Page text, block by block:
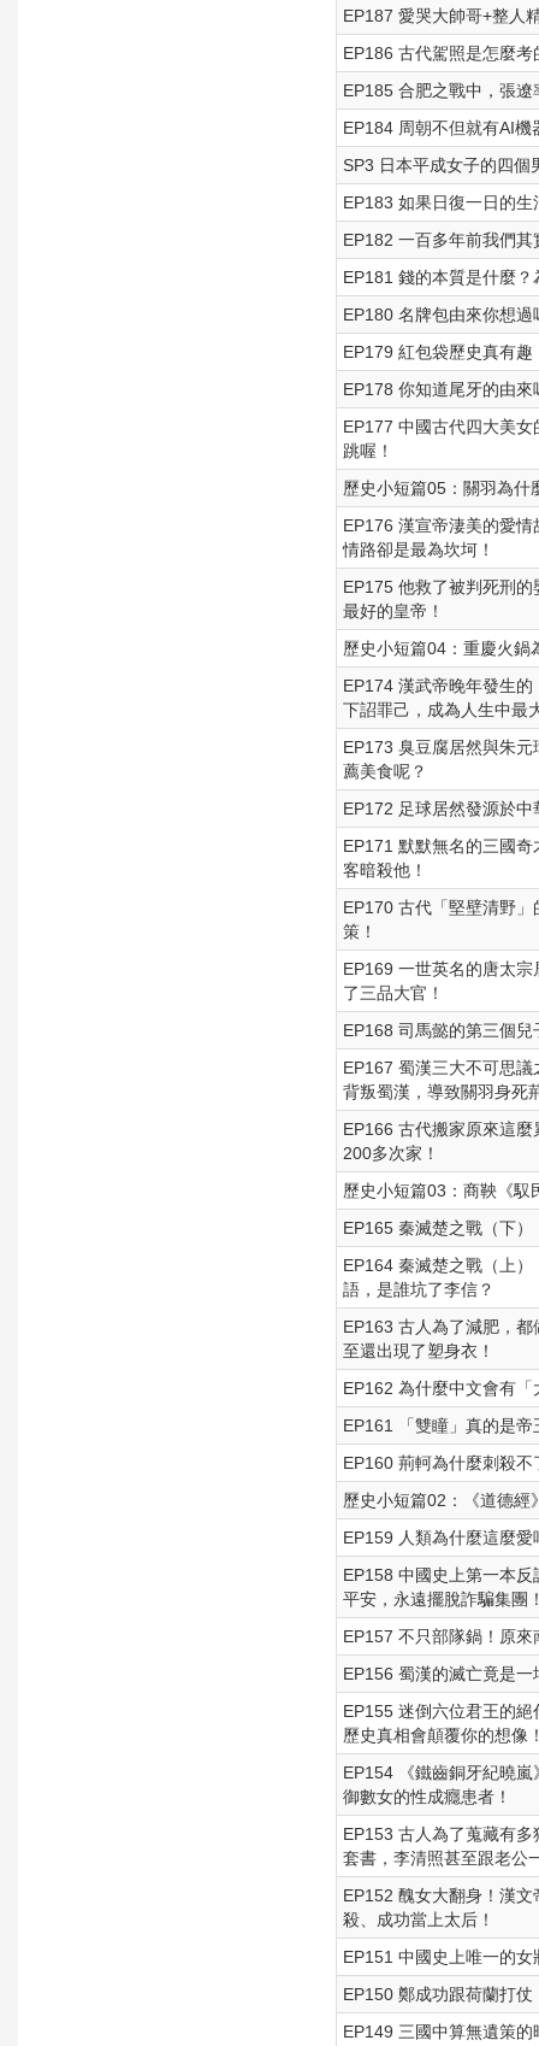
EP187 愛哭大帥哥+整人
EP186 古代駕照是怎麼
EP185 合肥之戰中，張
EP184 周朝不但就有AI
SP3 日本平成女子的四個
EP183 如果日復一日的
EP182 一百多年前我們
EP181 錢的本質是什麼
EP180 名牌包由來你想
EP179 紅包袋歷史真有
EP178 你知道尾牙的由
EP177 中國古代四大美
跳喔！
歷史小短篇05：關羽為什
EP176 漢宣帝淒美的愛
情路卻是最為坎坷！
EP175 他救了被判死刑
最好的皇帝！
歷史小短篇04：重慶火鍋
EP174 漢武帝晚年發生
下詔罪己，成為人生中最
EP173 臭豆腐居然與朱
薦美食呢？
EP172 足球居然發源於
EP171 默默無名的三國
客暗殺他！
EP170 古代「堅壁清野
策！
EP169 一世英名的唐太
了三品大官！
EP168 司馬懿的第三個
EP167 蜀漢三大不可思
背叛蜀漢，導致關羽身死
EP166 古代搬家原來這
200多次家！
歷史小短篇03：商鞅《馭
EP165 秦滅楚之戰（下
EP164 秦滅楚之戰（上
語，是誰坑了李信？
EP163 古人為了減肥，
至還出現了塑身衣！
EP162 為什麼中文會有
EP161 「雙瞳」真的是
EP160 荊軻為什麼刺殺
歷史小短篇02：《道德經
EP159 人類為什麼這麼
EP158 中國史上第一本
平安，永遠擺脫詐騙集團
EP157 不只部隊鍋！原
EP156 蜀漢的滅亡竟是
EP155 迷倒六位君王的
歷史真相會顛覆你的想像
EP154 《鐵齒銅牙紀曉
御數女的性成癮患者！
EP153 古人為了蒐藏有
套書，李清照甚至跟老公
EP152 醜女大翻身！漢
殺、成功當上太后！
EP151 中國史上唯一的
EP150 鄭成功跟荷蘭打
EP149 三國中算無遺策